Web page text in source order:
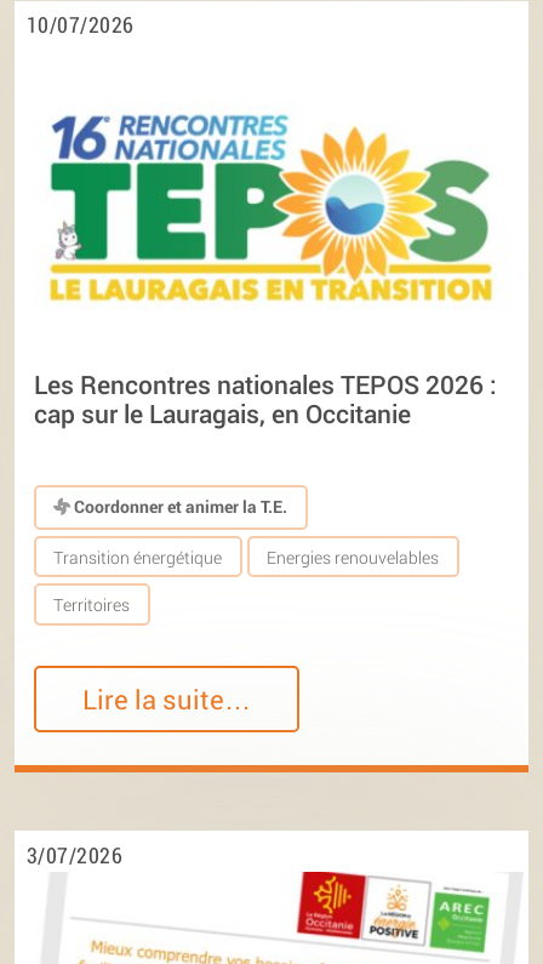
10/07/2026
Les Rencontres nationales TEPOS 2026 :
cap sur le Lauragais, en Occitanie
Coordonner et animer la T.E.
Transition énergétique Energies renouvelables
Territoires
Lire la suite…
3/07/2026